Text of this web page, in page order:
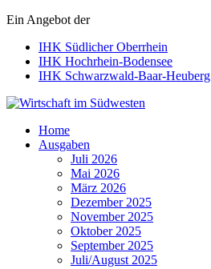
Ein Angebot der
IHK Südlicher Oberrhein
IHK Hochrhein-Bodensee
IHK Schwarzwald-Baar-Heuberg
Wirtschaft im Südwesten
Home
Ausgaben
Juli 2026
Mai 2026
März 2026
Dezember 2025
November 2025
Oktober 2025
September 2025
Juli/August 2025